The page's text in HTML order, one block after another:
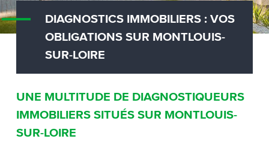
DIAGNOSTICS IMMOBILIERS : VOS
OBLIGATIONS SUR MONTLOUIS-
SUR-LOIRE
UNE MULTITUDE DE DIAGNOSTIQUEURS
IMMOBILIERS SITUÉS SUR MONTLOUIS-
SUR-LOIRE